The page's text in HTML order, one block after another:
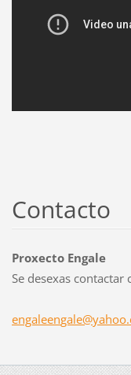
Contacto
Proxecto Engale
Se desexas
engaleengale@yah